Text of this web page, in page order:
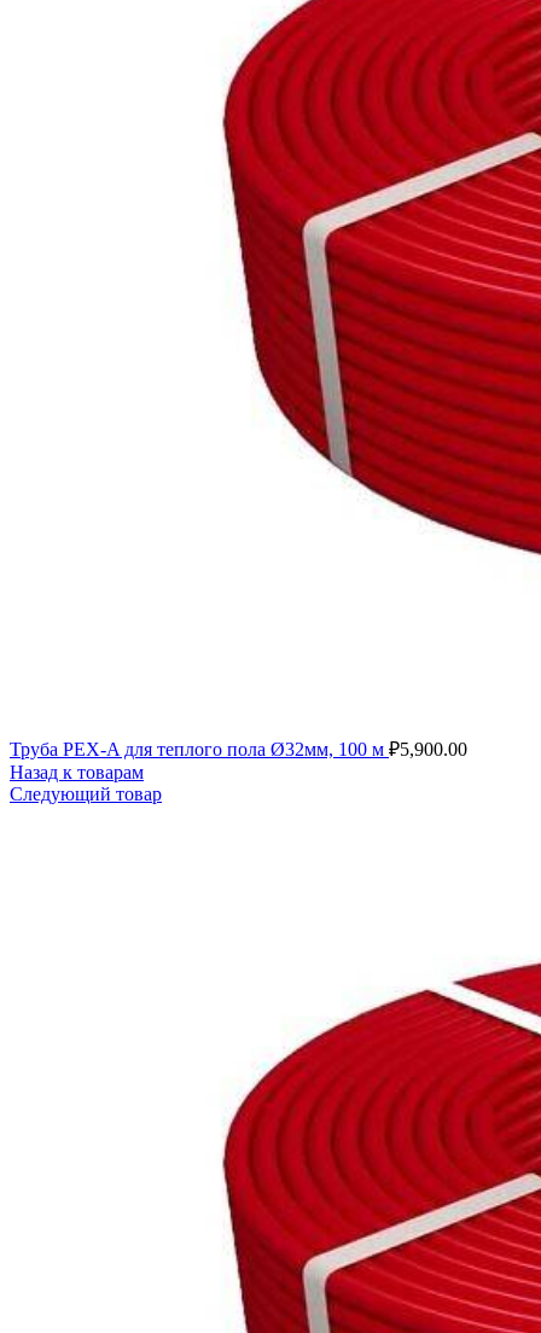
Труба PEX-A для теплого пола Ø32мм, 100 м ₽5,900.00
Назад к товарам
Следующий товар